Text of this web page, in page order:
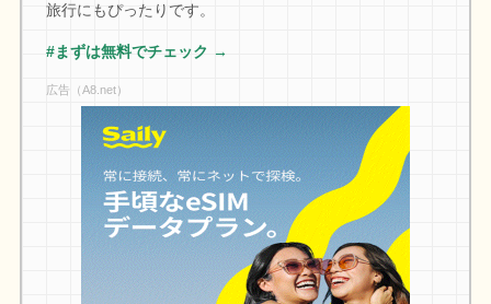
旅行にもぴったりです。
#まずは無料でチェック →
広告（A8.net）